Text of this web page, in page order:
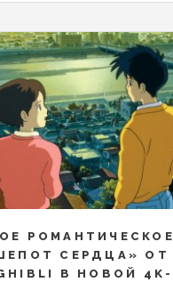
РОМАНТИЧЕСКОЕ
СЕРДЦА» ОТ
В НОВОЙ 4K-